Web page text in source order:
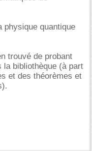
physique quantique
trouvé de probant
la bibliothèque (à part
et des théorèmes et